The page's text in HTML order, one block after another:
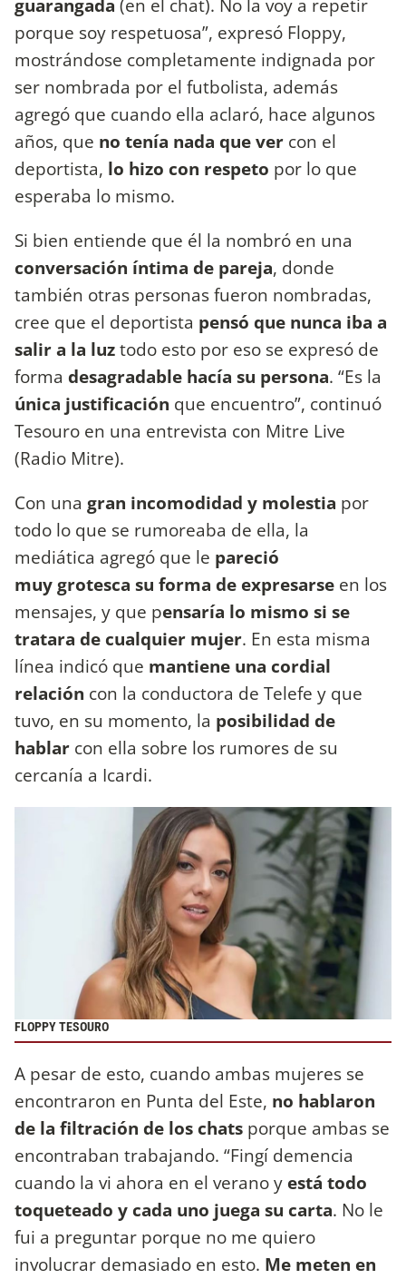
guarangada (en el chat). No la voy a repetir
porque soy respetuosa”, expresó Floppy,
mostrándose completamente indignada por
ser nombrada por el futbolista, además
agregó que cuando ella aclaró, hace algunos
años, que no tenía nada que ver con el
deportista, lo hizo con respeto por lo que
esperaba lo mismo.
Si bien entiende que él la nombró en una
conversación íntima de pareja, donde
también otras personas fueron nombradas,
cree que el deportista pensó que nunca iba a
salir a la luztodo esto por eso se expresó de
forma desagradable hacía su persona. “Es la
única justificación que encuentro”, continuó
Tesouro en una entrevista con Mitre Live
(Radio Mitre).
Con una gran incomodidad y molestia por
todo lo que se rumoreaba de ella, la
mediática agregó que le pareció
muy grotesca su forma de expresarse en los
mensajes, y que pensaría lo mismo si se
tratara de cualquier mujer. En esta misma
línea indicó que mantiene una cordial
relación con la conductora de Telefe y que
tuvo, en su momento, la posibilidad de
hablar con ella sobre los rumores de su
cercanía a Icardi.
FLOPPY TESOURO
A pesar de esto, cuando ambas mujeres se
encontraron en Punta del Este, no hablaron
de la filtración de los chats porque ambas se
encontraban trabajando. “Fingí demencia
cuando la vi ahora en el verano y está todo
toqueteado y cada uno juega su carta. No le
fui a preguntar porque no me quiero
involucrar demasiado en esto. Me meten en